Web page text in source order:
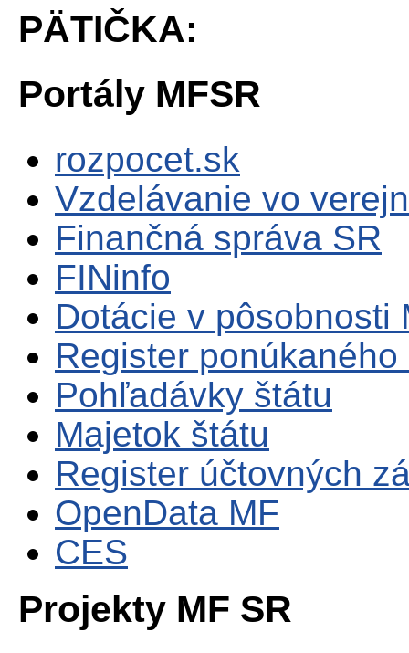
PÄTIČKA:
Portály MFSR
rozpocet.sk
Vzdelávanie vo
Finančná správa SR
FINinfo
Dotácie v pôsobnosti
Register
Pohľadávky štátu
Majetok štátu
Register účtovných
OpenData MF
CES
Projekty MF SR